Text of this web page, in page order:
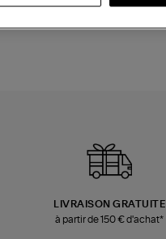
LIVRAISON GRATUITE
à partir de 150 € d'achat*